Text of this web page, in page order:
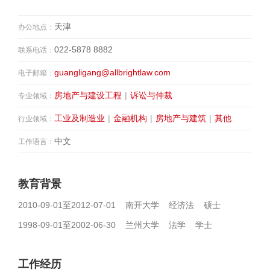
办公地点： 天津
联系电话： 022-5878 8882
电子邮箱： guangligang@allbrightlaw.com
专业领域： 房地产与建设工程 | 诉讼与仲裁
行业领域： 工业及制造业 | 金融机构 | 房地产与建筑 | 其他
工作语言： 中文
教育背景
2010-09-01至2012-07-01 南开大学 经济法 硕士
1998-09-01至2002-06-30 兰州大学 法学 学士
工作经历